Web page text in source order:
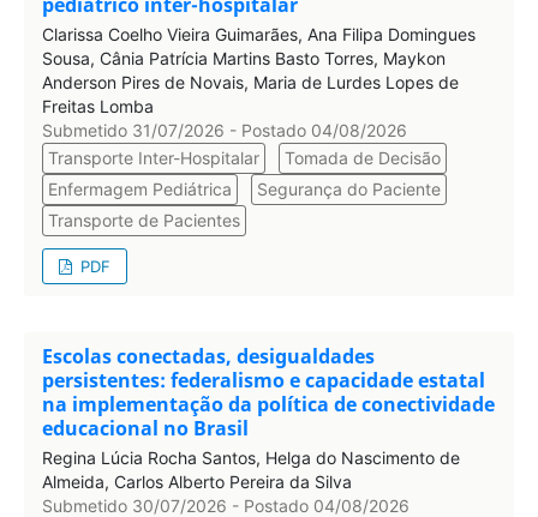
Clarissa Coelho Vieira Guimarães, Ana Filipa Domingues
Sousa, Cânia Patrícia Martins Basto Torres, Maykon
Anderson Pires de Novais, Maria de Lurdes Lopes de
Freitas Lomba
Submetido 31/07/2026 - Postado 04/08/2026
Transporte Inter-Hospitalar
Tomada de Decisão
Enfermagem Pediátrica
Segurança do Paciente
Transporte de Pacientes
PDF
Escolas conectadas, desigualdades
persistentes: federalismo e capacidade estatal
na implementação da política de conectividade
educacional no Brasil
Regina Lúcia Rocha Santos, Helga do Nascimento de
Almeida, Carlos Alberto Pereira da Silva
Submetido 30/07/2026 - Postado 04/08/2026